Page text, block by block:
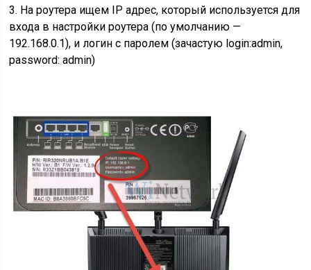
3. На роутера ищем IP адрес, который используется для
входа в настройки роутера (по умолчанию —
192.168.0.1), и логин с паролем (зачастую login:admin,
password: admin)